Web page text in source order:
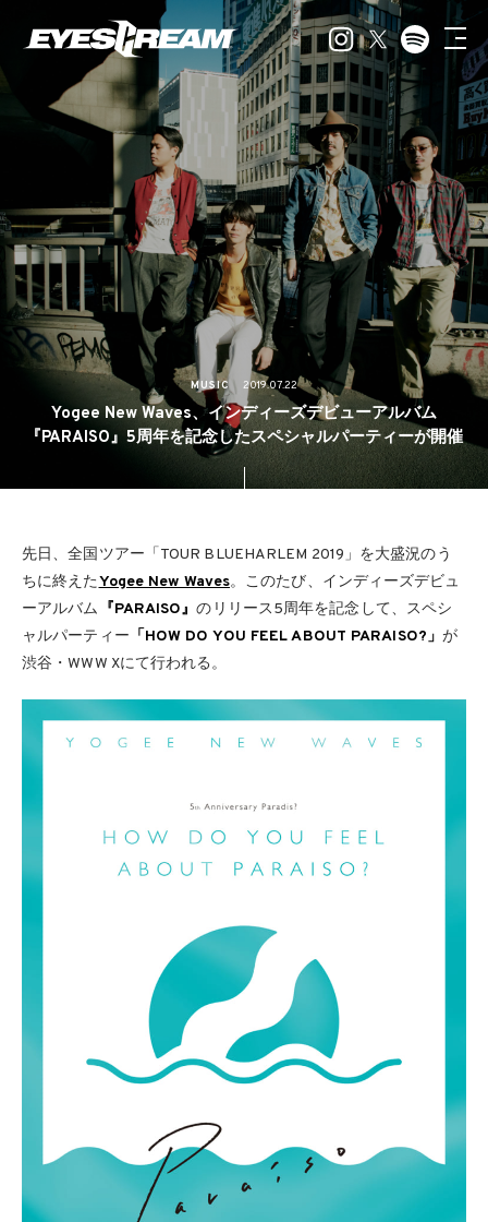
MUSIC 2019.07.22
Yogee New Waves、インディーズデビューアルバム
『PARAISO』5周年を記念したスペシャルパーティーが開催
先日、全国ツアー「TOUR BLUEHARLEM 2019」を大盛況のう
ちに終えたYogee New Waves。このたび、インディーズデビュ
ーアルバム 『PARAISO』のリリース5周年を記念して、スペシ
ャルパーティー 「HOW DO YOU FEEL ABOUT PARAISO?」 が
渋谷・WWW Xにて行われる。